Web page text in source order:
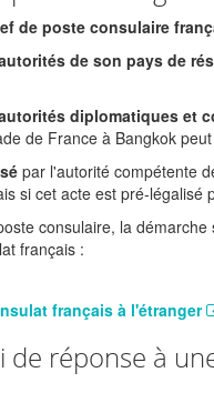
de poste consulaire
de son pays de
diplomatiques et
de France à Bangkok
par l'autorité compétente
si cet acte est pré-
consulaire, la démarche
français :
français à l'étranger
de réponse à